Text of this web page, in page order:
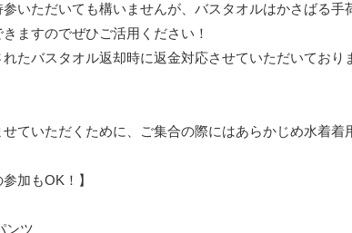
いただいても構いませんが、バスタオルはかさばる手
ますのでぜひご活用ください！
たバスタオル返却時に返金対応させていただいており
ていただくために、ご集合の際にはあらかじめ水着着
加もOK！】
ンツ